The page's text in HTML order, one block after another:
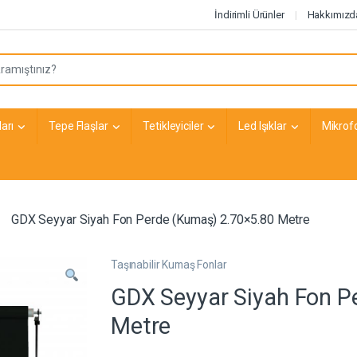
İndirimli Ürünler
Tepe Flaşlar Tetikleyiciler Led Işıklar
GDX Seyyar Siyah Fon Perde (Kumaş) 2.70×5.80 Metre
Taşınabilir Kumaş Fonlar
GDX Seyyar Siyah Fon
Metre